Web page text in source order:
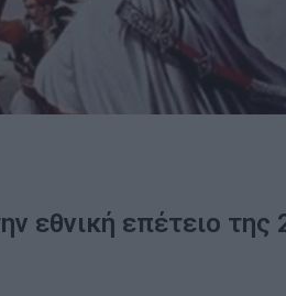
εθνική επέτειο